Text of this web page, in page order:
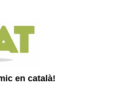
en català!